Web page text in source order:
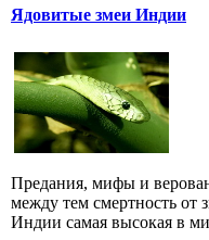
Ядовитые змеи Индии
Предания, мифы и
между тем смертность от
Индии самая высокая в